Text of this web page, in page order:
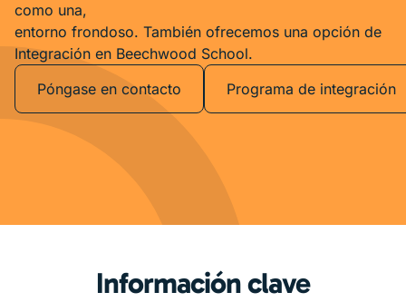
como una,
entorno frondoso. También ofrecemos una opción de
Integración en Beechwood School.
Póngase en contacto
Programa de integración
Información clave